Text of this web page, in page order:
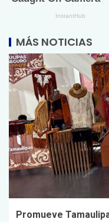
MÁS NOTICIAS
Promueve